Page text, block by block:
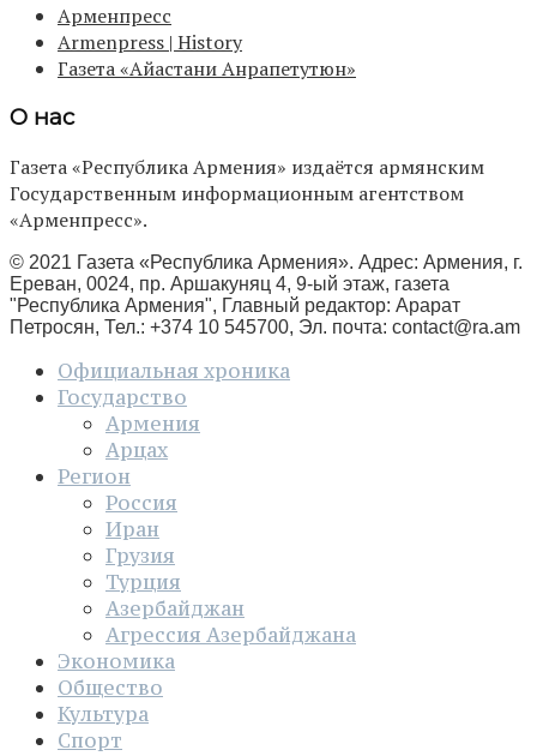
Арменпресс
Armenpress | History
Газета «Айастани Анрапетутюн»
О нас
Газета «Республика Армения» издаётся армянским
Государственным информационным агентством
«Арменпресс».
© 2021 Газета «Республика Армения». Адрес: Армения, г.
Ереван, 0024, пр. Аршакуняц 4, 9-ый этаж, газета
"Республика Армения", Главный редактор: Арарат
Петросян, Тел.: +374 10 545700, Эл. почта: contact@ra.am
Официальная хроника
Государство
Армения
Арцах
Регион
Россия
Иран
Грузия
Турция
Азербайджан
Агрессия Азербайджана
Экономика
Общество
Культура
Спорт